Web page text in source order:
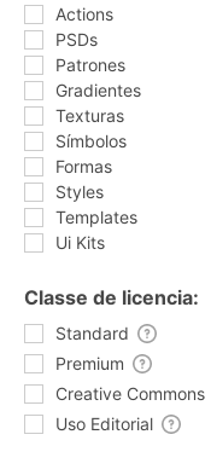
Actions
PSDs
Patrones
Gradientes
Texturas
Símbolos
Formas
Styles
Templates
Ui Kits
Classe de licencia:
Standard
Premium
Creative Commons
Uso Editorial